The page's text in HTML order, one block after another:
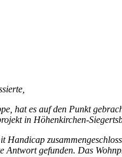
hat es auf den Punkt
in Höhenkirchen-
gefunden. Das